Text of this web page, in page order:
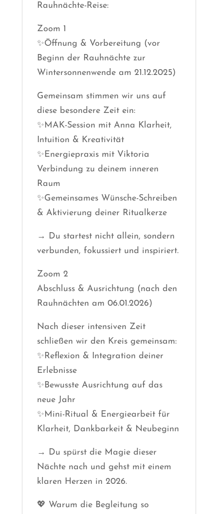
Rauhnächte-Reise:
Zoom 1
✨Öffnung & Vorbereitung (vor
Beginn der Rauhnächte zur
Wintersonnenwende am 21.12.2025)
Gemeinsam stimmen wir uns auf
diese besondere Zeit ein:
✨MAK-Session mit Anna Klarheit,
Intuition & Kreativität
✨Energiepraxis mit Viktoria
Verbindung zu deinem inneren
Raum
✨Gemeinsames Wünsche-Schreiben
& Aktivierung deiner Ritualkerze
→ Du startest nicht allein, sondern
verbunden, fokussiert und inspiriert.
Zoom 2
Abschluss & Ausrichtung (nach den
Rauhnächten am 06.01.2026)
Nach dieser intensiven Zeit
schließen wir den Kreis gemeinsam:
✨Reflexion & Integration deiner
Erlebnisse
✨Bewusste Ausrichtung auf das
neue Jahr
✨Mini-Ritual & Energiearbeit für
Klarheit, Dankbarkeit & Neubeginn
→ Du spürst die Magie dieser
Nächte nach und gehst mit einem
klaren Herzen in 2026.
💖 Warum die Begleitung so